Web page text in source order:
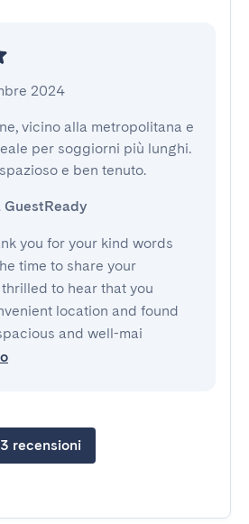
2024
vicino alla metropolitana e
per soggiorni più lunghi.
e ben tenuto.
you for your kind words
time to share your
to hear that you
location and found
and well-mai
recensioni